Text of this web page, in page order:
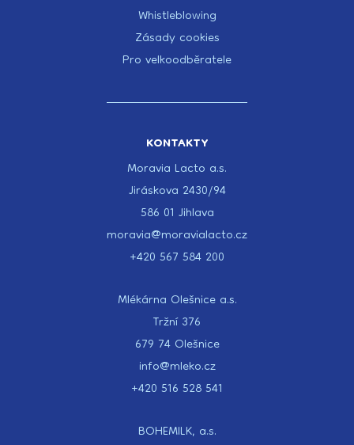
Whistleblowing
Zásady cookies
Pro velkoodběratele
KONTAKTY
Moravia Lacto a.s.
Jiráskova 2430/94
586 01 Jihlava
moravia@moravialacto.cz
+420 567 584 200
Mlékárna Olešnice a.s.
Tržní 376
679 74 Olešnice
info@mleko.cz
+420 516 528 541
BOHEMILK, a.s.